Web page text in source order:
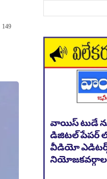
149